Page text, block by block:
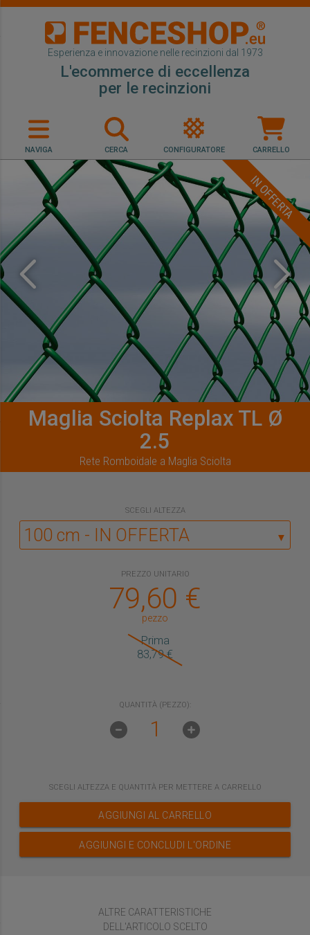
Esperienza e innovazione nelle recinzioni dal 1973
L'ecommerce di eccellenza
per le recinzioni
NAVIGA CERCA CONFIGURATORE CARRELLO
IN OFFERTA
Maglia Sciolta Replax TL Ø
2.5
Rete Romboidale a Maglia Sciolta
SCEGLI ALTEZZA
▼
PREZZO UNITARIO
79,60 €
pezzo
Prima
83,79€
QUANTITÀ (PEZZO):
SCEGLI ALTEZZAE QUANTITÀ PER METTERE A CARRELLO
AGGIUNGI AL CARRELLO
AGGIUNGI E CONCLUDI L'ORDINE
ALTRE CARATTERISTICHE
DELL'ARTICOLO SCELTO